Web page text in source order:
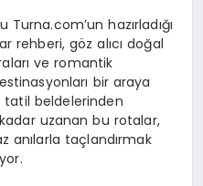
hazırladığı
rehberi, göz alıcı doğal
ve romantik
bir araya
tatil beldelerinden
uzanan bu rotalar,
anılarla taçlandırmak